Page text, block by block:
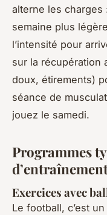
alterne les
semaine plus
l’intensité pour
sur la récupération
doux, étirements)
séance de
jouez le samedi.
Programmes
Exercices avec
Le football, c’est